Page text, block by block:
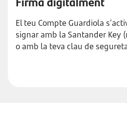
El teu Compte Guardiola
signar amb la Santander Key
o amb la teva clau de